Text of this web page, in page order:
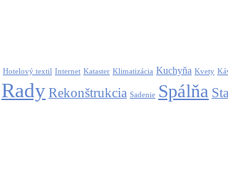
Hotelový textil Internet Kataster Klimatizácia Kuchyňa Kvety
RadyRekonštrukcia Sadenie Spálňa